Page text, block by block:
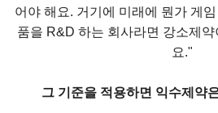
어야 해요. 거기에 미래에 뭔가 게
품을 R&D 하는 회사라면 강소제
요."
그 기준을 적용하면 익수제약